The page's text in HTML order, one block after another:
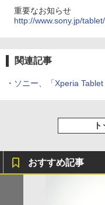
重要なお知らせ
http://www.sony.jp/
関連記事
・ ソニー、「Xperia
おすすめ記事